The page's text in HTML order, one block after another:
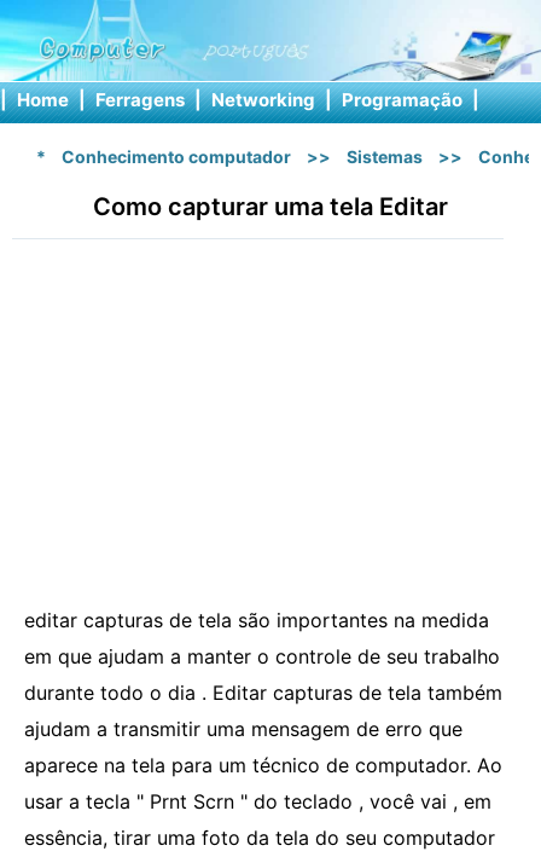
| Home | Ferragens | Networking | Programação |
* Conhecimento computador >> Sistemas >>
Como capturar uma tela Editar
editar capturas de tela são importantes na medida
em que ajudam a manter o controle de seu trabalho
durante todo o dia . Editar capturas de tela também
ajudam a transmitir uma mensagem de erro que
aparece na tela para um técnico de computador. Ao
usar a tecla " Prnt Scrn " do teclado , você vai , em
essência, tirar uma foto da tela do seu computador